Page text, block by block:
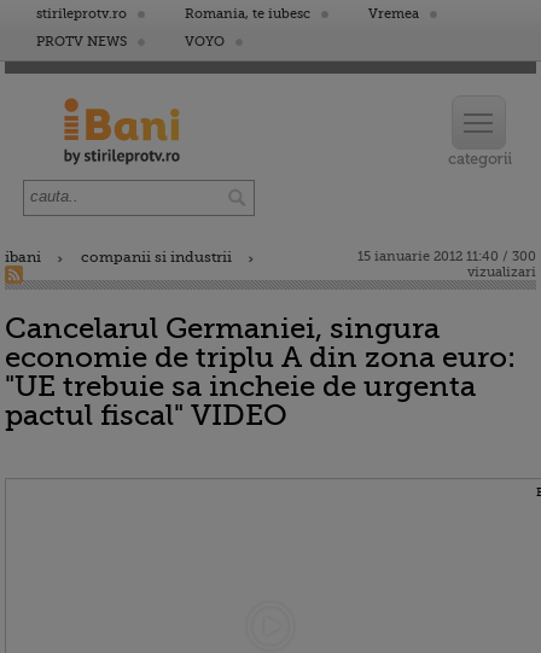
stirileprotv.ro Romania, te iubesc
Vremea
PROTV NEWS
VOYO
ibani companii si industrii
15 ianuarie 2012 11:40 / 300
vizualizari
Cancelarul Germaniei, singura
economie de triplu A din zona euro:
"UE trebuie sa incheie de urgenta
pactul fiscal" VIDEO